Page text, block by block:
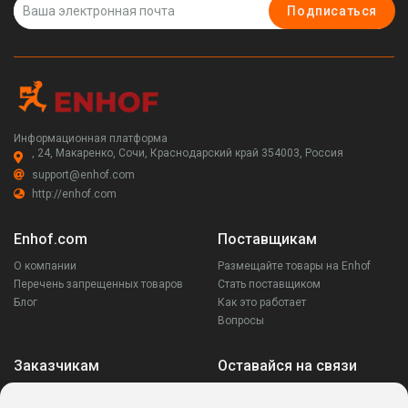
Подписаться
Информационная платформа
, 24, Макаренко, Сочи, Краснодарский край 354003, Россия
support@enhof.com
http://enhof.com
Enhof.com
О компании
Перечень запрещенных товаров
Блог
Поставщикам
Размещайте товары на Enhof
Стать поставщиком
Как это работает
Вопросы
Заказчикам Оставайся на связи